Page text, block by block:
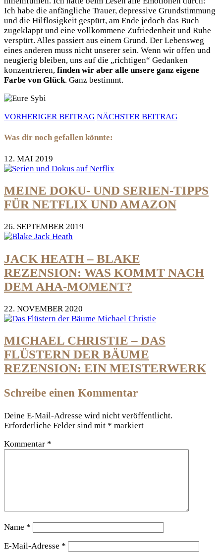
Ich habe die anfängliche Trauer, depressive Grundstimmung
und die Hilflosigkeit gespürt, am Ende jedoch das Buch
zugeklappt und eine vollkommene Zufriedenheit und Ruhe
verspürt. Alles passiert aus einem Grund. Der Lebensweg
eines anderen muss nicht unserer sein. Wenn wir offen und
neugierig bleiben, uns auf die „richtigen“ Gedanken
konzentrieren, finden wir aber alle unsere ganz eigene
Farbe von Glück. Ganz bestimmt.
VORHERIGER BEITRAG NÄCHSTER BEITRAG
Was dir noch gefallen könnte:
12. MAI 2019
MEINE DOKU- UND SERIEN-TIPPS
FÜR NETFLIX UND AMAZON
26. SEPTEMBER 2019
JACK HEATH – BLAKE
REZENSION: WAS KOMMT NACH
DEM AHA-MOMENT?
22. NOVEMBER 2020
MICHAEL CHRISTIE – DAS
FLÜSTERN DER BÄUME
REZENSION: EIN MEISTERWERK
Schreibe einen Kommentar
Deine E-Mail-Adresse wird nicht veröffentlicht.
Erforderliche Felder sind mit * markiert
Kommentar *
Name *
E-Mail-Adresse *